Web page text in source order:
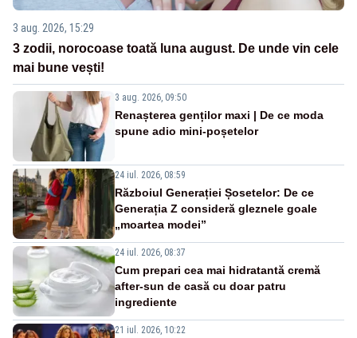
3 aug. 2026, 15:29
3 zodii, norocoase toată luna august. De unde vin cele
mai bune vești!
3 aug. 2026, 09:50
Renașterea genților maxi | De ce moda
spune adio mini-poșetelor
24 iul. 2026, 08:59
Războiul Generației Șosetelor: De ce
Generația Z consideră gleznele goale
„moartea modei”
24 iul. 2026, 08:37
Cum prepari cea mai hidratantă cremă
after-sun de casă cu doar patru
ingrediente
21 iul. 2026, 10:22